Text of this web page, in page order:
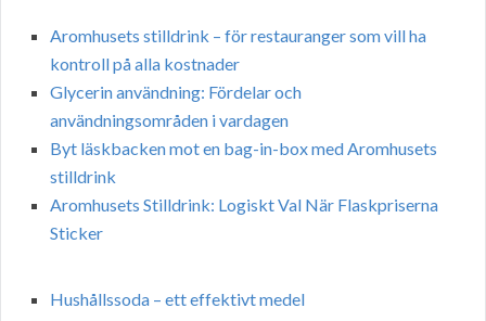
Aromhusets stilldrink – för restauranger som vill ha
kontroll på alla kostnader
Glycerin användning: Fördelar och
användningsområden i vardagen
Byt läskbacken mot en bag-in-box med Aromhusets
stilldrink
Aromhusets Stilldrink: Logiskt Val När Flaskpriserna
Sticker
Hushållssoda – ett effektivt medel